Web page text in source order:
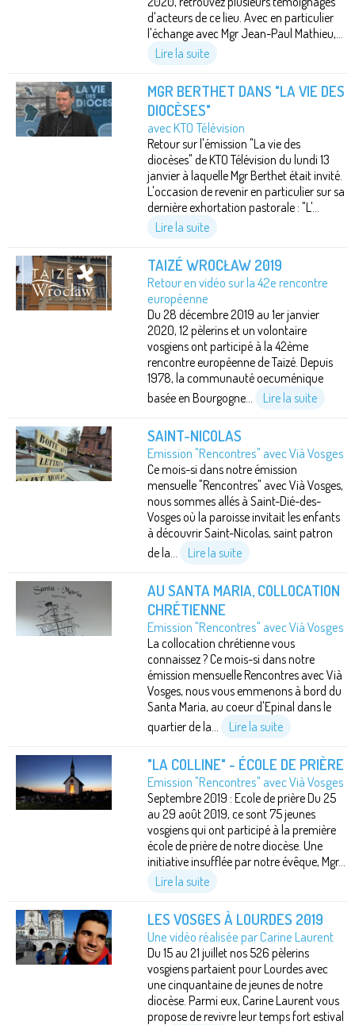
d'acteurs de ce lieu. Avec en particulier
l'échange avec Mgr Jean-Paul Mathieu,...
Lire la suite
MGR BERTHET DANS "LA VIE DES
DIOCÈSES"
avec KTO Télévision
Retour sur l'émission "La vie des
diocèses" de KTO Télévision du lundi 13
janvier à laquelle Mgr Berthet était invité.
L'occasion de revenir en particulier sur sa
dernière exhortation pastorale : "L'...
Lire la suite
TAIZÉ WROCŁAW 2019
Retour en vidéo sur la 42e rencontre
européenne
Du 28 décembre 2019 au 1er janvier
2020, 12 pèlerins et un volontaire
vosgiens ont participé à la 42ème
rencontre européenne de Taizé. Depuis
1978, la communauté oecuménique
basée en Bourgogne...
Lire la suite
SAINT-NICOLAS
Emission "Rencontres" avec Vià Vosges
Ce mois-si dans notre émission
mensuelle "Rencontres" avec Vià Vosges,
nous sommes allés à Saint-Dié-des-
Vosges où la paroisse invitait les enfants
à découvrir Saint-Nicolas, saint patron
de la...
Lire la suite
AU SANTA MARIA, COLLOCATION
CHRÉTIENNE
Emission "Rencontres" avec Vià Vosges
La collocation chrétienne vous
connaissez ? Ce mois-si dans notre
émission mensuelle Rencontres avec Vià
Vosges, nous vous emmenons à bord du
Santa Maria, au coeur d'Epinal dans le
quartier de la...
Lire la suite
"LA COLLINE" - ÉCOLE DE PRIÈRE
Emission "Rencontres" avec Vià Vosges
Septembre 2019 : Ecole de prière Du 25
au 29 août 2019, ce sont 75 jeunes
vosgiens qui ont participé à la première
école de prière de notre diocèse. Une
initiative insufflée par notre évêque, Mgr...
Lire la suite
LES VOSGES À LOURDES 2019
Une vidéo réalisée par Carine Laurent
Du 15 au 21 juillet nos 526 pèlerins
vosgiens partaient pour Lourdes avec
une cinquantaine de jeunes de notre
diocèse. Parmi eux, Carine Laurent vous
propose de revivre leur temps fort estival